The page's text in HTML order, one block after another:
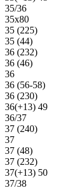
35/36
35х80
35 (225)
35 (44)
36 (232)
36 (46)
36
36 (56-58)
36 (230)
36(+13) 49
36/37
37 (240)
37
37 (48)
37 (232)
37(+13) 50
37/38